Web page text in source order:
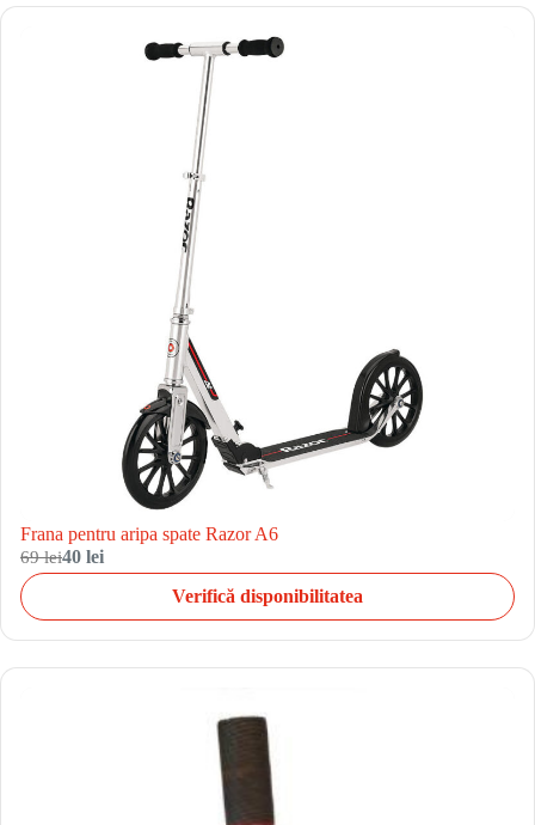
Frana pentru aripa spate Razor A6
69 lei40 lei
Verifică disponibilitatea